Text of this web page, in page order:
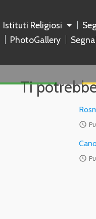
Istituti Religiosi
PhotoGallery
Ti
access_time
access_time